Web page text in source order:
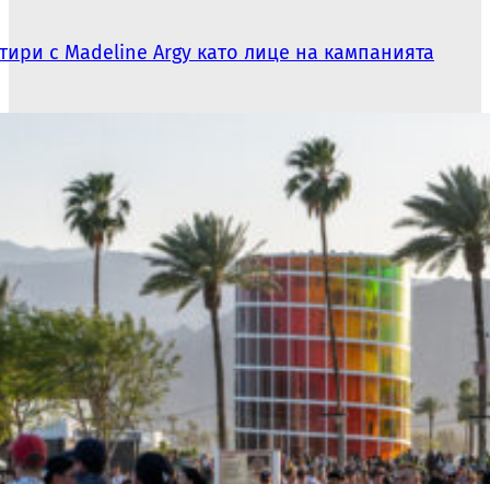
с Madeline Argy като лице на кампанията